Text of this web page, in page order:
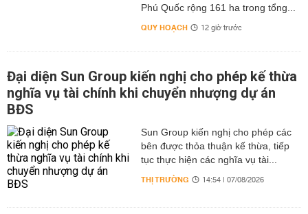
Phú Quốc rộng 161 ha trong tổng...
QUY HOẠCH 12 giờ trước
Đại diện Sun Group kiến nghị cho phép kế thừa
nghĩa vụ tài chính khi chuyển nhượng dự án
BĐS
Sun Group kiến nghị cho phép các
bên được thỏa thuận kế thừa, tiếp
tục thực hiện các nghĩa vụ tài...
THỊ TRƯỜNG 14:54 | 07/08/2026